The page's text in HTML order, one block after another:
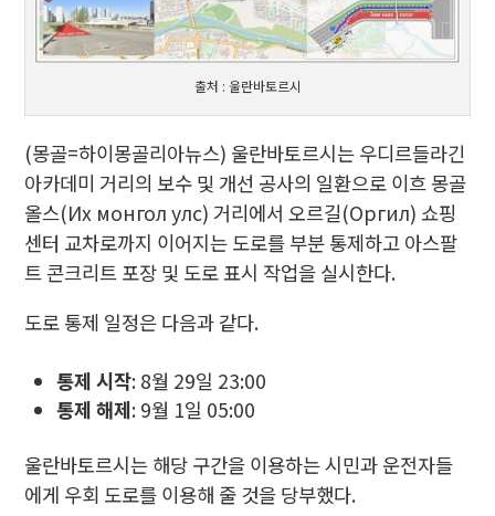
출처 : 울란바토르시
(몽골=하이몽골리아뉴스) 울란바토르시는 우디르들라긴
아카데미 거리의 보수 및 개선 공사의 일환으로 이흐 몽골
올스(Их монгол улс) 거리에서 오르길(Оргил) 쇼핑
센터 교차로까지 이어지는 도로를 부분 통제하고 아스팔
트 콘크리트 포장 및 도로 표시 작업을 실시한다.
도로 통제 일정은 다음과 같다.
통제 시작: 8월 29일 23:00
통제 해제: 9월 1일 05:00
울란바토르시는 해당 구간을 이용하는 시민과 운전자들
에게 우회 도로를 이용해 줄 것을 당부했다.